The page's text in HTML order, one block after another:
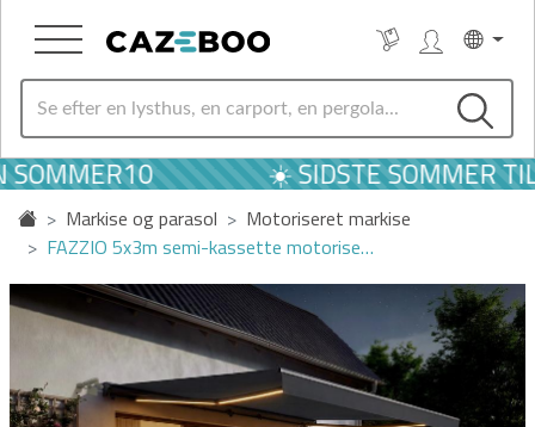
☀️ SIDSTE SOMMER
Markise og parasol
Motoriseret markise
FAZZIO 5x3m semi-kassette motorise…